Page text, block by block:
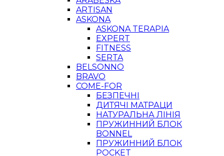
ARTISAN
ASKONA
ASKONA TERAPIA
EXPERT
FITNESS
SERTA
BELSONNO
BRAVO
COME-FOR
БЕЗПЕЧНІ
ДИТЯЧІ МАТРАЦИ
НАТУРАЛЬНА ЛІНІЯ
ПРУЖИННИЙ БЛОК
BONNEL
ПРУЖИННИЙ БЛОК
POCKET